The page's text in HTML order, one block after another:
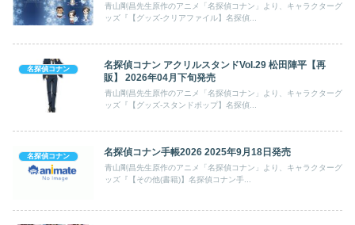
青山剛昌先生原作のアニメ「名探偵コナン」より、キャラクターグ
ッズ『【グッズ-クリアファイル】名探偵...
名探偵コナン
名探偵コナン アクリルスタンドVol.29 松田陣平【再
販】 2026年04月下旬発売
青山剛昌先生原作のアニメ「名探偵コナン」より、キャラクターグ
ッズ『【グッズ-スタンドポップ】名探偵...
名探偵コナン 名探偵コナン手帳2026 2025年9月18日発売
青山剛昌先生原作のアニメ「名探偵コナン」より、キャラクターグ
ッズ『【その他(書籍)】名探偵コナン手...